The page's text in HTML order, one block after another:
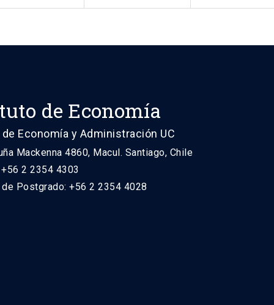
de Economía
Economía y Administración UC
Mackenna 4860, Macul. Santiago, Chile
2 2354 4303
Postgrado: +56 2 2354 4028